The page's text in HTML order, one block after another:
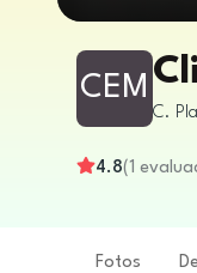
CEM
C.
4.8(1
Fotos